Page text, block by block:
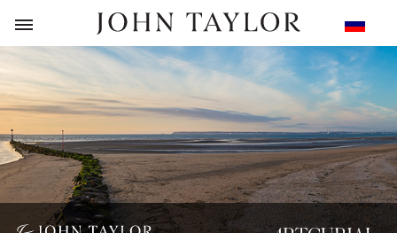
НАЗАД